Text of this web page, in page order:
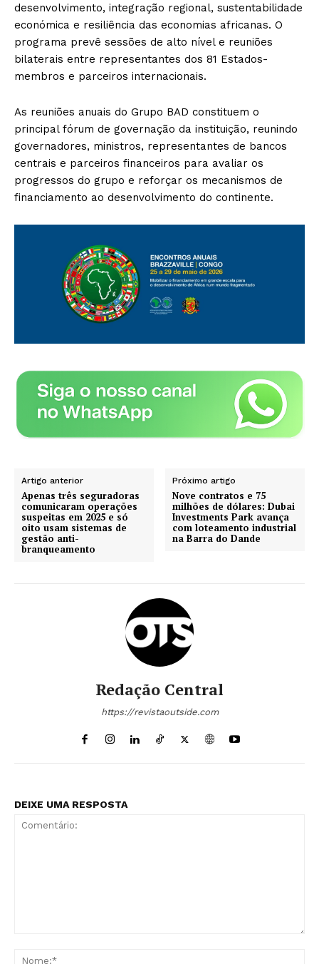
desenvolvimento, integração regional, sustentabilidade
económica e resiliência das economias africanas. O
programa prevê sessões de alto nível e reuniões
bilaterais entre representantes dos 81 Estados-
membros e parceiros internacionais.
As reuniões anuais do Grupo BAD constituem o
principal fórum de governação da instituição, reunindo
governadores, ministros, representantes de bancos
centrais e parceiros financeiros para avaliar os
progressos do grupo e reforçar os mecanismos de
financiamento ao desenvolvimento do continente.
Artigo anterior
Apenas três seguradoras
comunicaram operações
suspeitas em 2025 e só
oito usam sistemas de
gestão anti-
branqueamento
Próximo artigo
Nove contratos e 75
milhões de dólares: Dubai
Investments Park avança
com loteamento industrial
na Barra do Dande
Redação Central
https://revistaoutside.com
DEIXE UMA RESPOSTA